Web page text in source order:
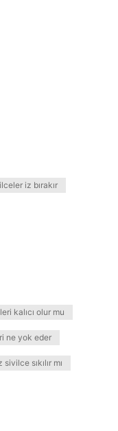
iz bırakır
kalıcı olur mu
ne yok eder
sıkılır mı